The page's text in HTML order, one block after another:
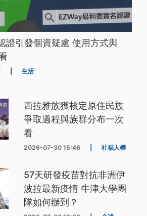
證引發個資疑慮 使用方式與
生活
西拉雅族獲核定原住民族
爭取過程與族群分布一次
看
2026-07-30 15:46 社福人權
57天研發疫苗對抗非洲伊
波拉最新疫情 牛津大學團
隊如何辦到？